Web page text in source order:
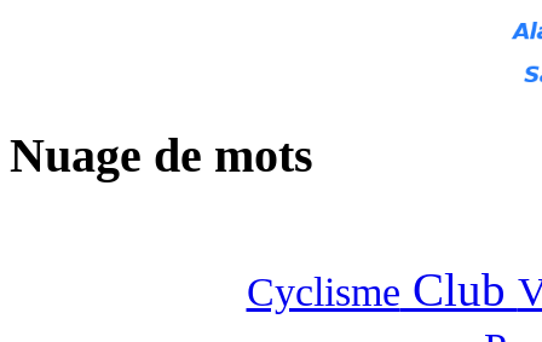
Nuage de mots
Cyclisme Club